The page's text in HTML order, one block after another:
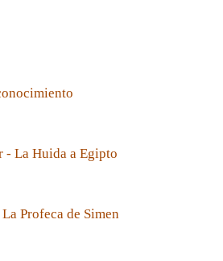
- La Huida a Egipto
Profeca de Simen